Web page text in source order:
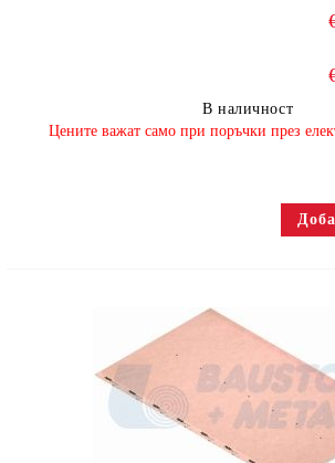
В наличност
​Цените важат само при поръчки през